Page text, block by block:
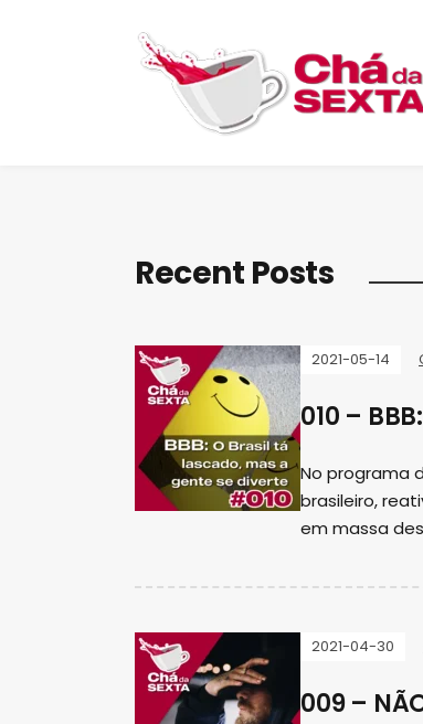
Recent Posts
2021-05-14
010 –
No programa
brasileiro,
em massa
2021-04-30
009 –